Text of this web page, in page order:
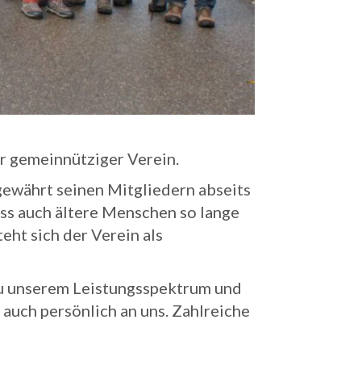
gemeinnütziger Verein.
seinen Mitgliedern abseits
auch ältere Menschen so lange
sich der Verein als
Leistungsspektrum und
persönlich an uns. Zahlreiche